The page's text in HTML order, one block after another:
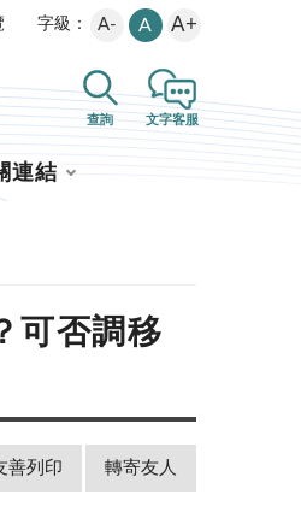
字級： A- A A+
查詢 文字客服
連結
可否調移
善列印 轉寄友人